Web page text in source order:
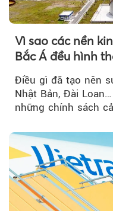
Vì sao các nền
Bắc Á đều hình
nghiệp Quốc gia?
Điều gì đã tạo nên
Nhật Bản, Đài
những chính sách